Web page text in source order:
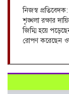
নিজস্ব
শৃঙ্খলা রক্ষার
জিম্মি হয়ে
রোপণ করেছেন